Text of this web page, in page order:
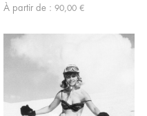
À partir de : 90,00 €